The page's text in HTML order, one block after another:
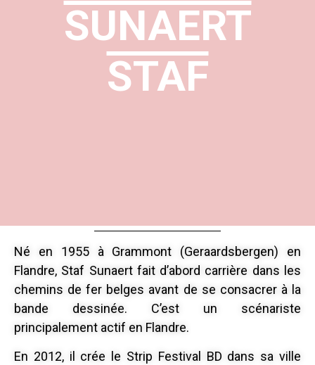
SUNAERT
STAF
Né en 1955 à Grammont (Geraardsbergen) en
Flandre, Staf Sunaert fait d’abord carrière dans les
chemins de fer belges avant de se consacrer à la
bande dessinée. C’est un scénariste
principalement actif en Flandre.
En 2012, il crée le Strip Festival BD dans sa ville